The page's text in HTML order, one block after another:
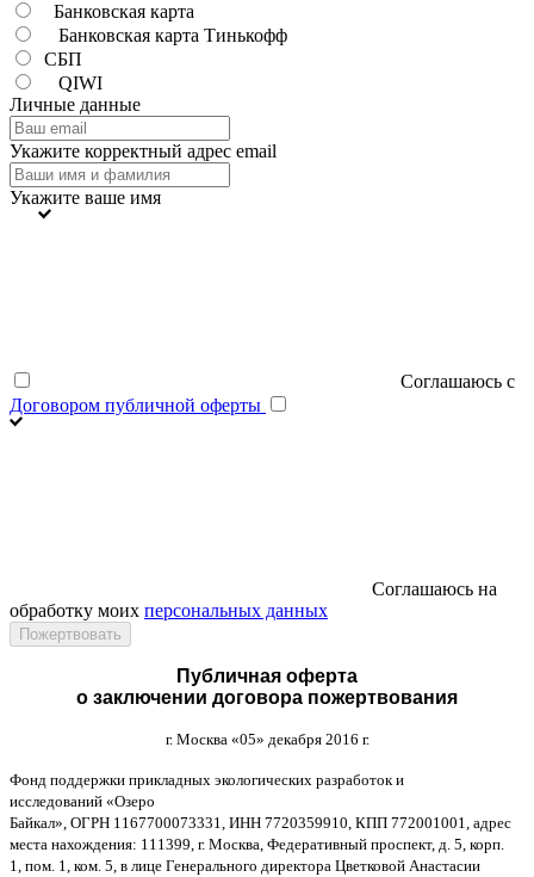
Банковская карта
Банковская карта Тинькофф
СБП
QIWI
Личные данные
Укажите корректный адрес email
Укажите ваше имя
Соглашаюсь с
Договором публичной оферты
Соглашаюсь на
обработку моих персональных данных
Публичная оферта
о заключении договора пожертвования
г. Москва «05» декабря 2016 г.
Фонд поддержки прикладных экологических разработок и
исследований «Озеро
Байкал», ОГРН 1167700073331, ИНН 7720359910, КПП 772001001, адрес
места нахождения: 111399, г. Москва, Федеративный проспект, д. 5, корп.
1, пом. 1, ком. 5, в лице Генерального директора Цветковой Анастасии